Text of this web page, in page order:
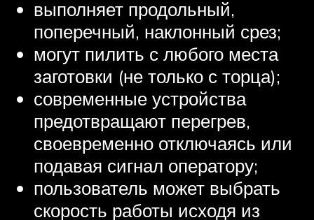
выполняет продольный,
поперечный, наклонный срез;
могут пилить с любого места
заготовки (не только с торца);
современные устройства
предотвращают перегрев,
своевременно отключаясь или
подавая сигнал оператору;
пользователь может выбрать
скорость работы исходя из